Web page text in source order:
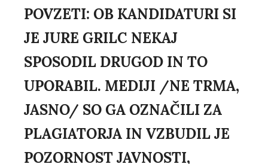
POVZETI: OB KANDIDATURI SI
JE JURE GRILC NEKAJ
SPOSODIL DRUGOD IN TO
UPORABIL. MEDIJI /NE TRMA,
JASNO/ SO GA OZNAČILI ZA
PLAGIATORJA IN VZBUDIL JE
POZORNOST JAVNOSTI,